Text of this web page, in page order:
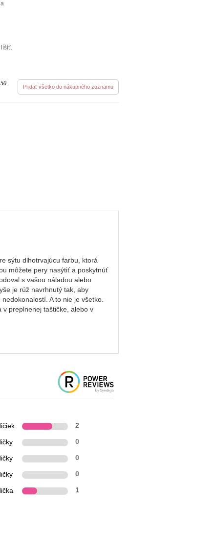
líšiť.
50 Pridať všetko do nákupného zoznamu
sýtu dlhotrvajúcu farbu, ktorá
môžete pery nasýtiť a poskytnúť
s vašou náladou alebo
je rúž navrhnutý tak, aby
A to nie je všetko.
preplnenej taštičke, alebo v
2
0
0
0
1